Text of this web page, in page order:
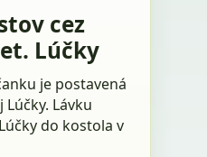
cez
Lúčky
je postavená
Lávku
do kostola v